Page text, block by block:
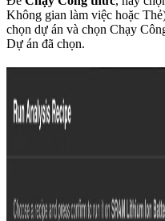
Không gian làm việc hoặc
chọn dự án và chọn Chạy
Dự án đã chọn.